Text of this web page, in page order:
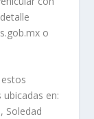
o
en:
Soledad